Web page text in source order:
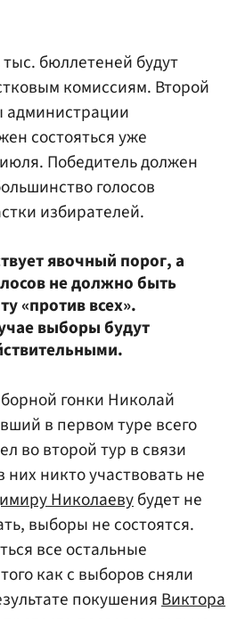
бюллетеней будут
комиссиям. Второй
администрации
состояться уже
Победитель должен
голосов
избирателей.
явочный порог, а
не должно быть
«против всех».
выборы будут
гонки Николай
в первом туре всего
во второй тур в связи
них никто участвовать не
Николаевубудет не
выборы не состоятся.
все остальные
как с выборов сняли
покушенияВиктора